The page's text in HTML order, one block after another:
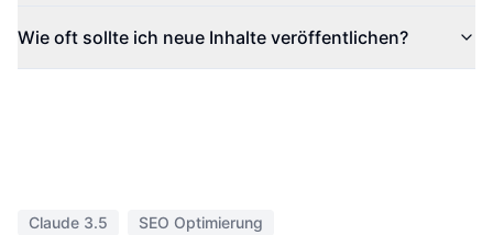
Wie oft sollte ich neue Inhalte veröffentlichen?
Claude 3.5
SEO Optimierung